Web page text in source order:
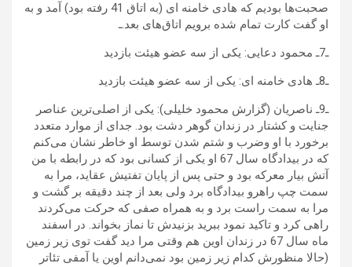
صحبت‌ها بودیم که هادی خامنه ای (به اتاق 41 رفته بود) آمد و به
او گفت کارت تمام شده برویم اتاق‌های بعد.ـ
ـ7ـ محمود دعایی: یکی از سه عضو هیئت بازدید
ـ8ـ هادی خامنه ای: یکی از سه عضو هیئت بازدید
ـ9ـ ناصریان (گزارش محمود خلیلی): یکی از اصلی‌ترین عناصر
جنایت و کشتار در زندان گوهر دشت بود. جدای از موارد متعدد
برخورد با او وضرب و شتم شدن توسط او خاطر نشان می‌کنم
که در بیدادگاه سال 67 او یکی از کسانی بود که در رابطه با من
آتش بیار معرکه بود و حتی پس از پایان تفتیش عقاید، مرا به
سمت چپ راهرو بیدادگاه برد ولی بعد از چند دقیقه بر گشت و
مرا به سمت راست برد و به همراه صفی که حرکت می‌کردند
راهی کرد و تاکید نمود ببرید بزنیدش تا نماز بخواند. در اسفند
ماه سال 67 در زندان اوین هم وقتی مرا دید گفت توی زیر زمین
(حالا منظورش کدام زیر زمین بود نمی‌دانم اوین یا آمفی تئاتر